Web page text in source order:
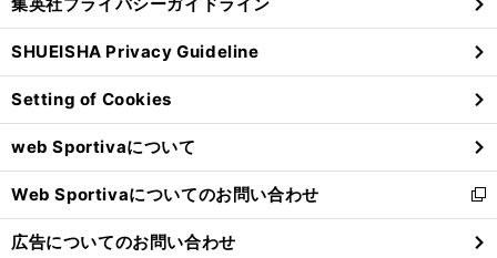
る
い
ウ
ィ
ン
ド
ウ
で
開
く
SHUEISHA Privacy Guideline
Setting of Cookies
web Sportivaについて
Web Sportivaについてのお問い合わせ
新
し
い
広告についてのお問い合わせ